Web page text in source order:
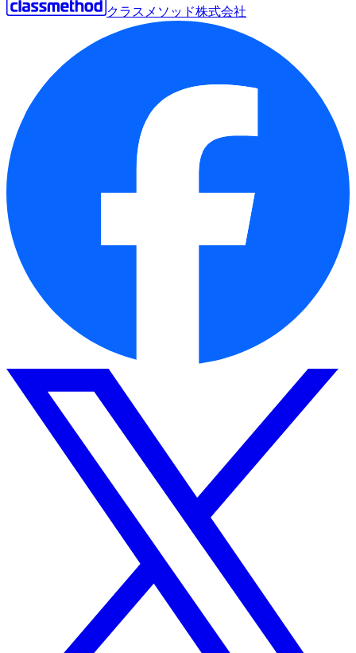
クラスメソッド株式会社